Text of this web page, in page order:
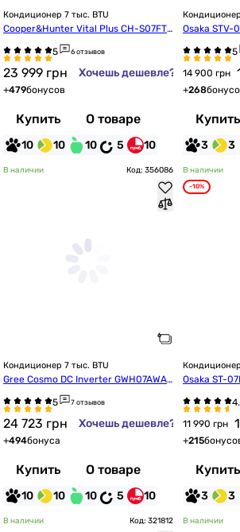
Кондиционер 7 тыс. BTU
Cooper&Hunter Vital Plus CH-S07FTX
6 отзывов
23 999 грн Хочешь дешевле?
+479бонусов
Купить О товаре
10 10 10 5 10
Osaka STV-
14 900 грн
+268
Купить
3 3
В наличии Код: 356086
Кондиционер 7 тыс. BTU
Gree Cosmo DC Inverter GWH07AWAX
7 отзывов
24 723 грн Хочешь дешевле?
+494бонуса
Купить О товаре
10 10 10 5 10
В наличии
-10%
Osaka ST-
11 990 грн
+215
Купить
3 3
В наличии Код: 321812 В наличии